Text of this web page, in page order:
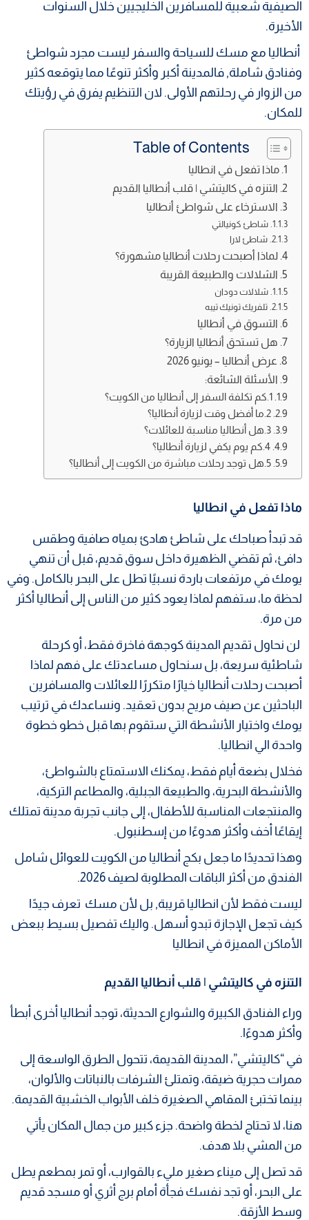
الصيفية شعبية للمسافرين الخليجيين خلال السنوات
الأخيرة.
أنطاليا مع مسك للسياحة والسفر ليست مجرد شواطئ
وفنادق شاملة, فالمدينة أكبر وأكثر تنوعًا مما يتوقعه كثير
من الزوار في رحلتهم الأولى. لان التنظيم يفرق في رؤيتك
للمكان.
Table of Contents
ماذا تفعل في انطاليا
التنزه في كاليتشي | قلب أنطاليا القديم
الاسترخاء على شواطئ أنطاليا
شاطئ كونيالتي
شاطئ لارا
لماذا أصبحت رحلات أنطاليا مشهورة؟
الشلالات والطبيعة القريبة
شلالات دودان
تلفريك تونيك تيبه
التسوق في أنطاليا
هل تستحق أنطاليا الزيارة؟
عرض أنطاليا – يونيو 2026
الأسئلة الشائعة:
1.كم تكلفة السفر إلى أنطاليا من الكويت؟
2.ما أفضل وقت لزيارة أنطاليا؟
3.هل أنطاليا مناسبة للعائلات؟
4.كم يوم يكفي لزيارة أنطاليا؟
5.هل توجد رحلات مباشرة من الكويت إلى أنطاليا؟
ماذا تفعل في انطاليا
قد تبدأ صباحك على شاطئ هادئ بمياه صافية وطقس
دافئ، ثم تقضي الظهيرة داخل سوق قديم، قبل أن تنهي
يومك في مرتفعات باردة نسبيًا تطل على البحر بالكامل. وفي
لحظة ما، ستفهم لماذا يعود كثير من الناس إلى أنطاليا أكثر
من مرة.
لن نحاول تقديم المدينة كوجهة فاخرة فقط، أو كرحلة
شاطئية سريعة، بل سنحاول مساعدتك على فهم لماذا
أصبحت رحلات أنطاليا خيارًا متكررًا للعائلات والمسافرين
الباحثين عن صيف مريح بدون تعقيد. ونساعدك في ترتيب
يومك واختيار الأنشطة التي ستقوم بها قبل خطو خطوة
واحدة الي انطاليا.
فخلال بضعة أيام فقط، يمكنك الاستمتاع بالشواطئ،
والأنشطة البحرية، والطبيعة الجبلية، والمطاعم التركية،
والمنتجعات المناسبة للأطفال، إلى جانب تجربة مدينة تمتلك
إيقاعًا أخف وأكثر هدوءًا من إسطنبول.
وهذا تحديدًا ما جعل بكج أنطاليا من الكويت للعوائل شامل
الفندق من أكثر الباقات المطلوبة لصيف 2026.
ليست فقط لأن انطاليا قريبة, بل لأن مسك تعرف جيدًا
كيف تجعل الإجازة تبدو أسهل. واليك تفصيل بسيط ببعض
الأماكن المميزة في انطاليا
التنزه في كاليتشي | قلب أنطاليا القديم
وراء الفنادق الكبيرة والشوارع الحديثة، توجد أنطاليا أخرى أبطأ
وأكثر هدوءًا.
في “كاليتشي”، المدينة القديمة، تتحول الطرق الواسعة إلى
ممرات حجرية ضيقة، وتمتلئ الشرفات بالنباتات والألوان،
بينما تختبئ المقاهي الصغيرة خلف الأبواب الخشبية القديمة.
هنا، لا تحتاج لخطة واضحة. جزء كبير من جمال المكان يأتي
من المشي بلا هدف.
قد تصل إلى ميناء صغير مليء بالقوارب، أو تمر بمطعم يطل
على البحر، أو تجد نفسك فجأة أمام برج أثري أو مسجد قديم
وسط الأزقة.